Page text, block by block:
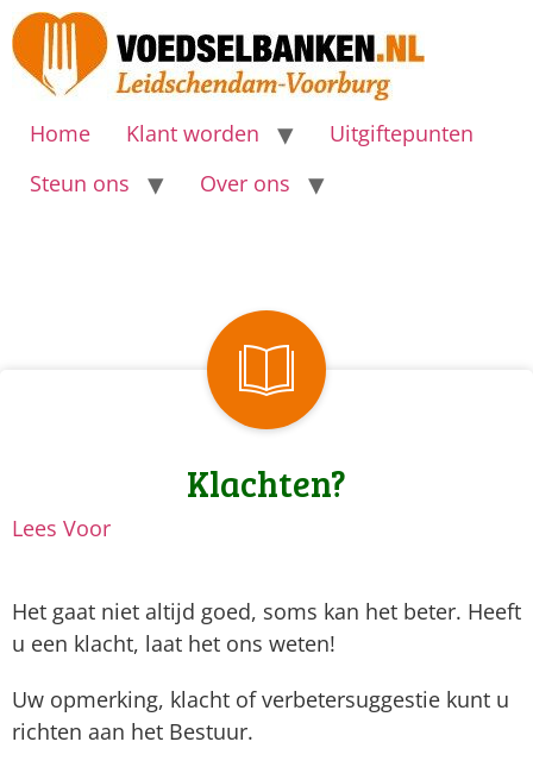
Home Klant worden
Uitgiftepunten
Steun ons
Over ons
Klachten?
Lees Voor
Het gaat niet altijd goed, soms kan het beter. Heeft
u een klacht, laat het ons weten!
Uw opmerking, klacht of verbetersuggestie kunt u
richten aan het Bestuur.